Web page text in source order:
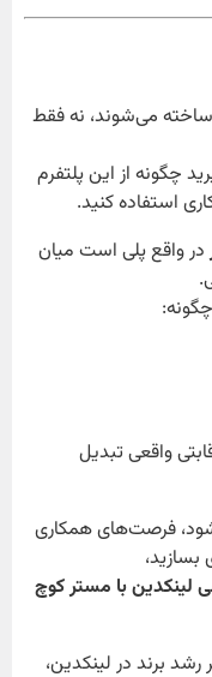
می‌شوند، نه فقط
چگونه از این پلتفرم
استفاده کنید.
در واقع پلی است میان
واقعی تبدیل
شود، فرصت‌های همکاری
با مستر کوچ
برند در لینکدین،